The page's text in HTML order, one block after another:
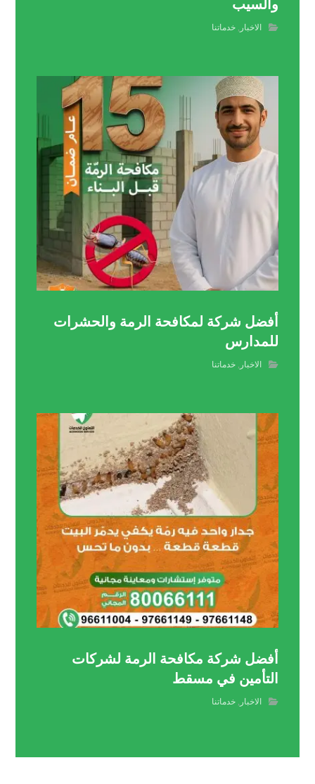
والسيب
الاخبار ,خدماتنا
أفضل شركة لمكافحة الرمة والحشرات
للمدارس
الاخبار ,خدماتنا
أفضل شركة مكافحة الرمة لشركات
التأمين في مسقط
الاخبار ,خدماتنا